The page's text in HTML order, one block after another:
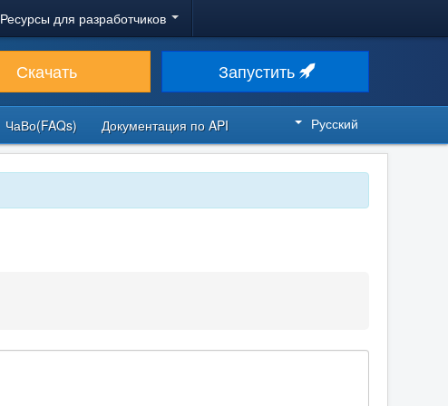
Ресурсы для разработчиков
Скачать Запустить
ЧаВо(FAQs) Документация по API Русский